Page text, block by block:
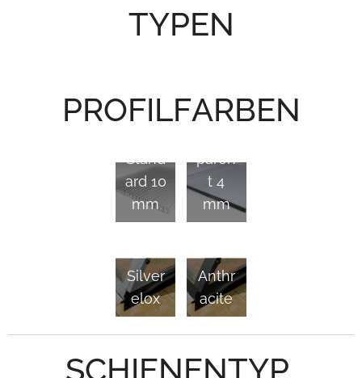
TYPEN
PROFILFARBEN
Stand
ard 10
mm
paren
t 4
mm
Silver
elox
Anthr
acite
SCHIENENTYP